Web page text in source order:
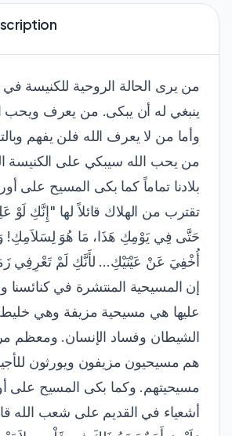
من يرى الحالة الروحية للكنيسة في
ينبغي له أن يبكى. من يعرف ويحب
وأما من لا يعرف الله فلن يفهم
من يحب الله سيبكي على الكنيسة
بلادنا تماماً كما بكى المسيح على
تقترب من الهلاك قائلاً لها "إِنَّكِ لَوْ
حَتَّى فِي يَوْمِكِ هَذَا، مَا هُوَ لِسَلاَمِكِ!
أُخْفِيَ عَنْ عَيْنَيْكِ... لأَنَّكِ لَمْ تَعْرِفِي
إن المسيحية المنتشرة في كنائسنا
عليها هي مسيحية مزيفة وهي
الشيطان وفساد الإنسان. ومعظم
هم مسيحيون مزيفون ويورثون
مسيحيتهم. وكما بكى المسيح على
أشعياء في القديم على شعب الله